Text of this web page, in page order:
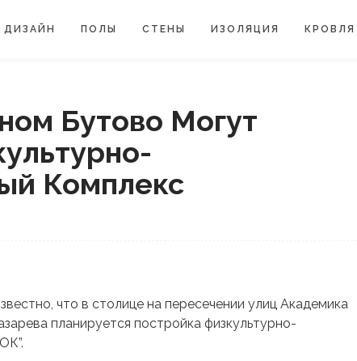
ДИЗАЙН ПОЛЫ СТЕНЫ ИЗОЛЯЦИЯ КРОВЛЯ
Бутово Могут
Комплекс
что в столице на пересечении улиц Академика
планируется постройка физкультурно-